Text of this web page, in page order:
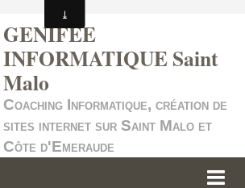
GENIFEE
INFORMATIQUE Saint
Malo
Coaching Informatique, création de
sites internet sur Saint Malo et
Côte d'Emeraude